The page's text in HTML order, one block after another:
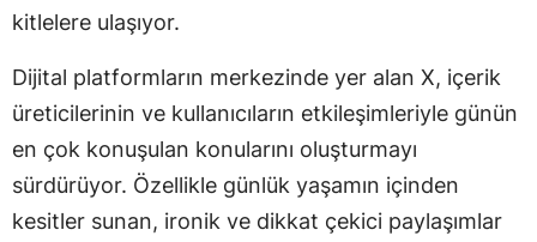
kitlelere ulaşıyor.
Dijital platformların merkezinde yer alan X, içerik
üreticilerinin ve kullanıcıların etkileşimleriyle günün
en çok konuşulan konularını oluşturmayı
sürdürüyor. Özellikle günlük yaşamın içinden
kesitler sunan, ironik ve dikkat çekici paylaşımlar